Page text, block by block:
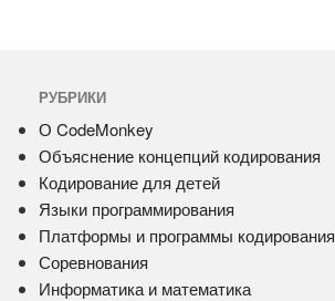
РУБРИКИ
О CodeMonkey
Объяснение концепций кодирования
Кодирование для детей
Языки программирования
Платформы и программы кодирования
Соревнования
Информатика и математика